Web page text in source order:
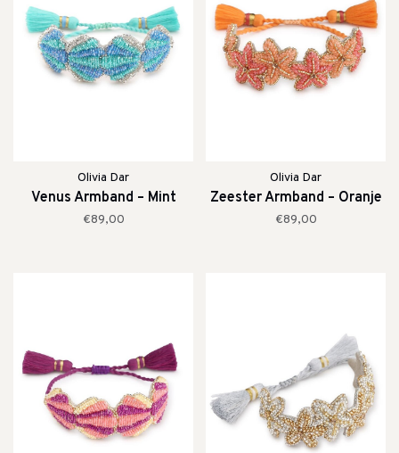
Olivia Dar
Venus Armband – Mint
€89,00
Olivia Dar
Zeester Armband – Oranje
€89,00